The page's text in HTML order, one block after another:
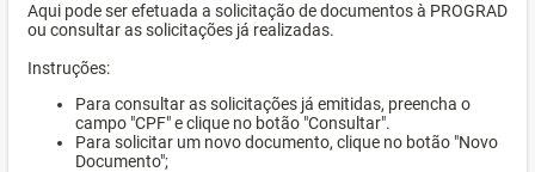
Aqui pode ser efetuada a solicitação de documentos à PROGRAD
ou consultar as solicitações já realizadas.
Instruções:
Para consultar as solicitações já emitidas, preencha o
campo "CPF" e clique no botão "Consultar".
Para solicitar um novo documento, clique no botão "Novo
Documento";